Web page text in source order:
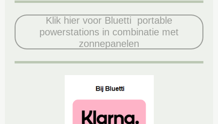
Klik hier voor Bluetti portable
powerstations in combinatie met
zonnepanelen